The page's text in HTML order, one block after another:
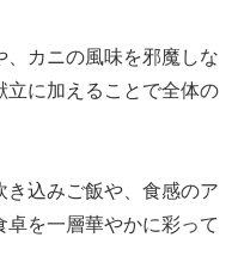
カニの風味を邪魔しな
立に加えることで全体の
き込みご飯や、食感のア
を一層華やかに彩って